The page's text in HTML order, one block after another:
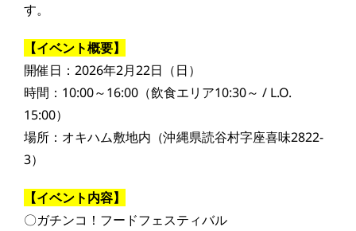
す。
【イベント概要】
開催日：2026年2月22日（日）
時間：10:00～16:00（飲食エリア10:30～ / L.O.
15:00）
場所：オキハム敷地内（沖縄県読谷村字座喜味2822-
3）
【イベント内容】
〇ガチンコ！フードフェスティバル